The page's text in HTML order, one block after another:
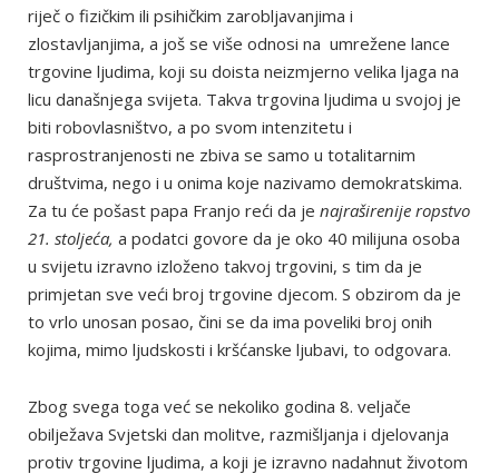
riječ o fizičkim ili psihičkim zarobljavanjima i
zlostavljanjima, a još se više odnosi na umrežene lance
trgovine ljudima, koji su doista neizmjerno velika ljaga na
licu današnjega svijeta. Takva trgovina ljudima u svojoj je
biti robovlasništvo, a po svom intenzitetu i
rasprostranjenosti ne zbiva se samo u totalitarnim
društvima, nego i u onima koje nazivamo demokratskima.
Za tu će pošast papa Franjo reći da je najraširenije ropstvo
21. stoljeća, a podatci govore da je oko 40 milijuna osoba
u svijetu izravno izloženo takvoj trgovini, s tim da je
primjetan sve veći broj trgovine djecom. S obzirom da je
to vrlo unosan posao, čini se da ima poveliki broj onih
kojima, mimo ljudskosti i kršćanske ljubavi, to odgovara.
Zbog svega toga već se nekoliko godina 8. veljače
obilježava Svjetski dan molitve, razmišljanja i djelovanja
protiv trgovine ljudima, a koji je izravno nadahnut životom